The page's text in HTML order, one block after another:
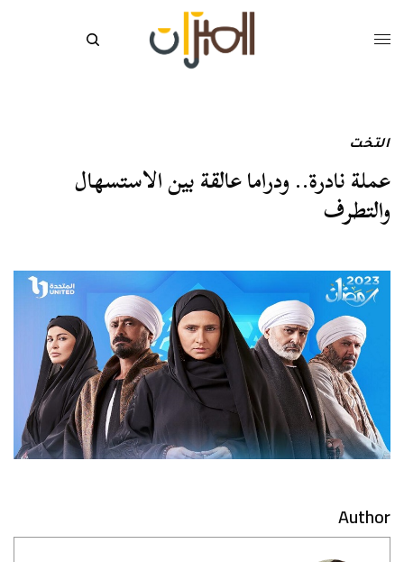
التخت
عملة نادرة.. ودراما عالقة بين الاستسهال
والتطرف
Author